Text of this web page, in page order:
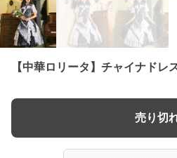
【中華ロリータ】チャイナドレ
売り切